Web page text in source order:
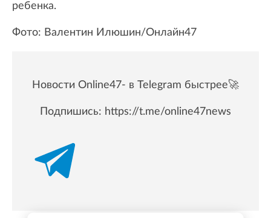
ребенка.
Фото: Валентин Илюшин/Онлайн47
Новости Online47- в Telegram быстрее🚀
Подпишись: https://t.me/online47news